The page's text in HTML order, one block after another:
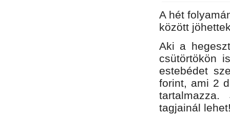
A hét
között
Aki a
csütörtökön
estebédet
forint, ami 2
tartalmazza.
tagjainál